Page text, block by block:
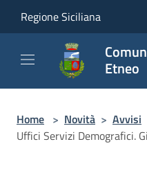
Regione Siciliana
Etneo
Home > Novità > Avvisi
Uffici Servizi Demografici.